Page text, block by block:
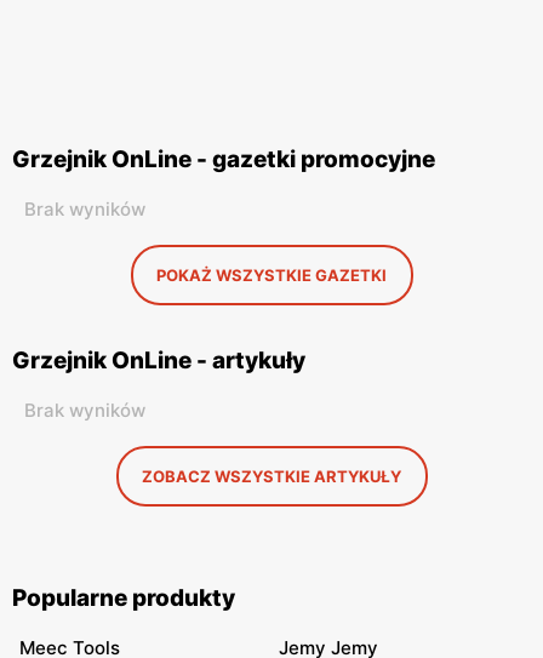
Grzejnik OnLine - gazetki promocyjne
Brak wyników
POKAŻ WSZYSTKIE GAZETKI
Grzejnik OnLine - artykuły
Brak wyników
ZOBACZ WSZYSTKIE ARTYKUŁY
Popularne produkty
Meec Tools
Jemy Jemy